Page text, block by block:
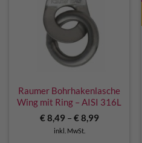
Raumer Bohrhakenlasche
Wing mit Ring – AISI 316L
€8,49 – €8,99
inkl. MwSt.